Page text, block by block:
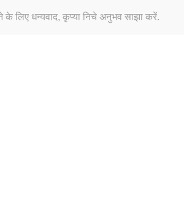
लिए धन्यवाद, कृप्या निचे अनुभव साझा करें.